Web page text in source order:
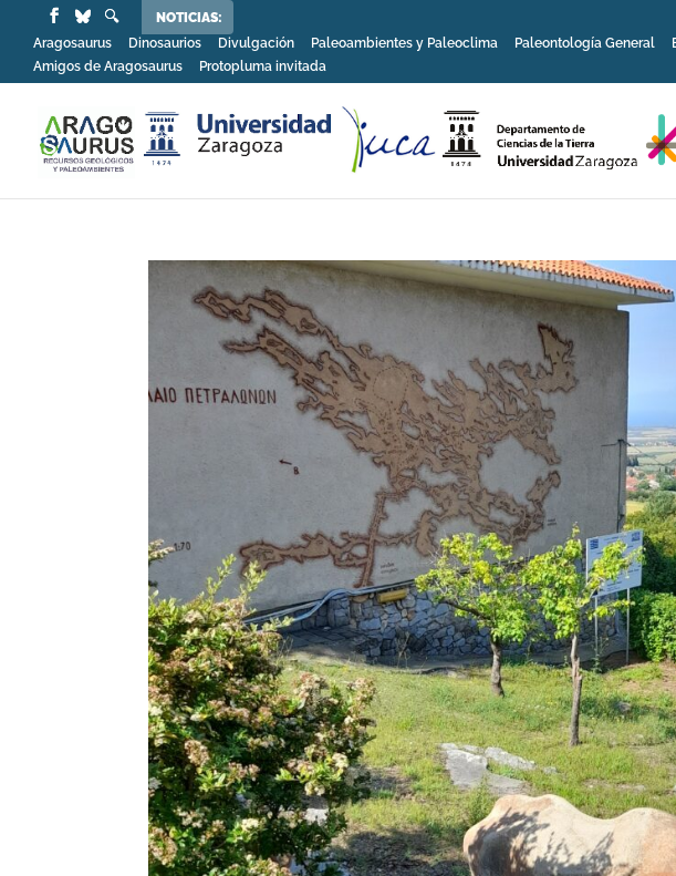
NOTICIAS:
Aragosaurus
Dinosaurios Divulgación Paleoambientes y Paleoclima Paleontología General
Amigos de Aragosaurus
Protopluma invitada